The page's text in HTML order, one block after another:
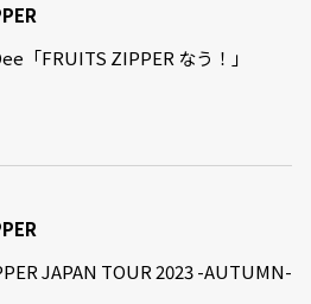
「FRUITS ZIPPER なう！」
JAPAN TOUR 2023 -AUTUMN-